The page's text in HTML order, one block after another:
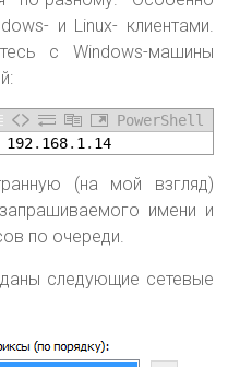
и Linux- клиентами.
с Windows-машины
PowerShell
192. 168. 1 . 14
(на мой взгляд)
имени и
по очереди.
следующие сетевые